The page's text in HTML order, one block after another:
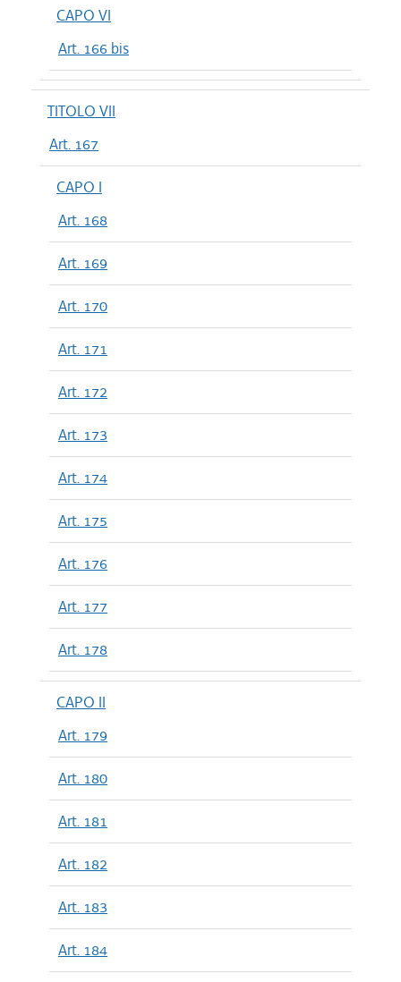
CAPO VI
Art. 166 bis
TITOLO VII
Art. 167
CAPO I
Art. 168
Art. 169
Art. 170
Art. 171
Art. 172
Art. 173
Art. 174
Art. 175
Art. 176
Art. 177
Art. 178
CAPO II
Art. 179
Art. 180
Art. 181
Art. 182
Art. 183
Art. 184